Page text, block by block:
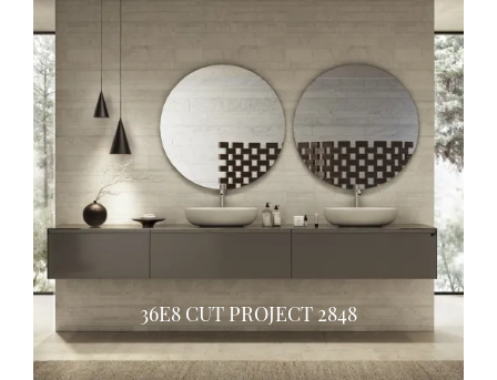
36E8 CUT PROJECT 2848